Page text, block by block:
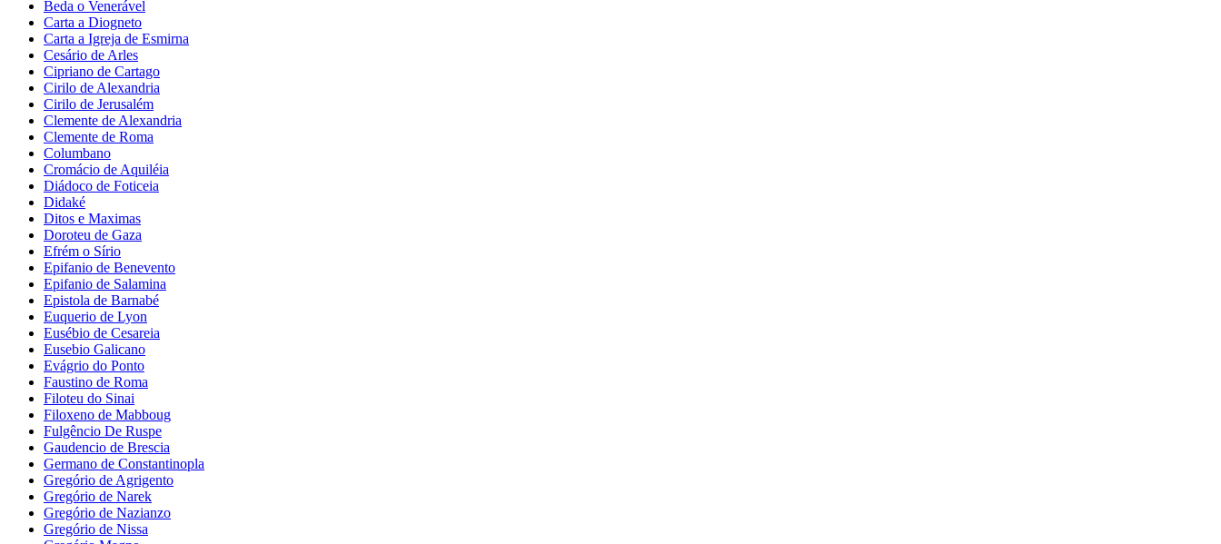
Beda o Venerável
Carta a Diogneto
Carta a Igreja de Esmirna
Cesário de Arles
Cipriano de Cartago
Cirilo de Alexandria
Cirilo de Jerusalém
Clemente de Alexandria
Clemente de Roma
Columbano
Cromácio de Aquiléia
Diádoco de Foticeia
Didaké
Ditos e Maximas
Doroteu de Gaza
Efrém o Sírio
Epifanio de Benevento
Epifanio de Salamina
Epistola de Barnabé
Euquerio de Lyon
Eusébio de Cesareia
Eusebio Galicano
Evágrio do Ponto
Faustino de Roma
Filoteu do Sinai
Filoxeno de Mabboug
Fulgêncio De Ruspe
Gaudencio de Brescia
Germano de Constantinopla
Gregório de Agrigento
Gregório de Narek
Gregório de Nazianzo
Gregório de Nissa